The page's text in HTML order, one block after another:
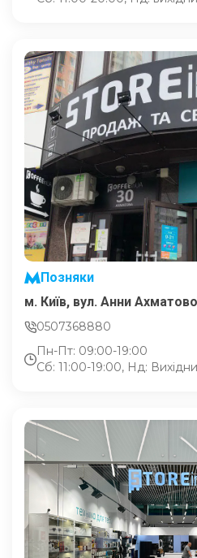
Позняки
м. Київ, вул. Анни
0507368880
Пн-Пт: 09:00-19:00
Сб: 11:00-19:00, Нд: